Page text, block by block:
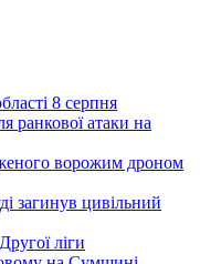
8 серпня
ранкової атаки на
ворожим дроном
загинув цивільний
ліги